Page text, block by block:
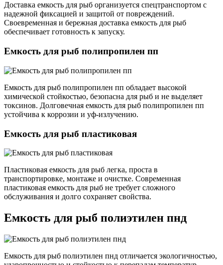
Доставка емкость для рыб организуется спецтранспортом с
надежной фиксацией и защитой от повреждений.
Своевременная и бережная доставка емкость для рыб
обеспечивает готовность к запуску.
Емкость для рыб полипропилен пп
Емкость для рыб полипропилен пп обладает высокой
химической стойкостью, безопасна для рыб и не выделяет
токсинов. Долговечная емкость для рыб полипропилен пп
устойчива к коррозии и уф-излучению.
Емкость для рыб пластиковая
Пластиковая емкость для рыб легка, проста в
транспортировке, монтаже и очистке. Современная
пластиковая емкость для рыб не требует сложного
обслуживания и долго сохраняет свойства.
Емкость для рыб полиэтилен пнд
Емкость для рыб полиэтилен пнд отличается экологичностью,